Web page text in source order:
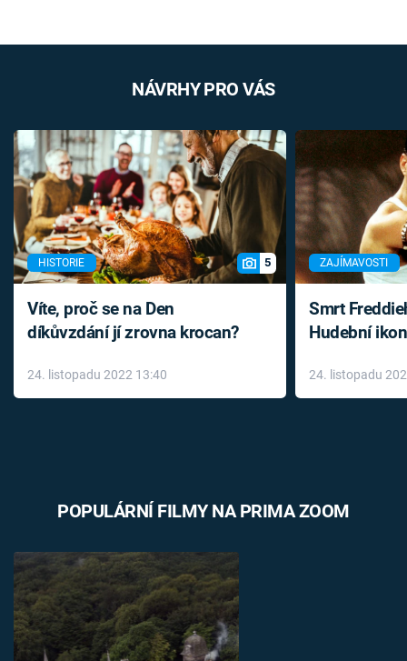
NÁVRHY PRO VÁS
HISTORIE 5
Víte, proč se na Den
díkůvzdání jí zrovna krocan?
24. listopadu 2022 13:40
ZAJÍMAVOSTI
Smrt
Hudební
léky
24. listopadu
POPULÁRNÍ FILMY NA PRIMA ZOOM